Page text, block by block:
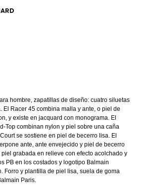
hombre, zapatillas de diseño: cuatro siluetas
El Racer 45 combina malla y ante, o piel de
y existe en jacquard con monograma. El
Top combinan nylon y piel sobre una caña
se sostiene en piel de becerro lisa. El
ante, ante envejecido y piel de becerro
piel grabada en relieve con efecto acolchado y
PB en los costados y logotipo Balmain
Forro y plantilla de piel lisa, suela de goma
Paris.